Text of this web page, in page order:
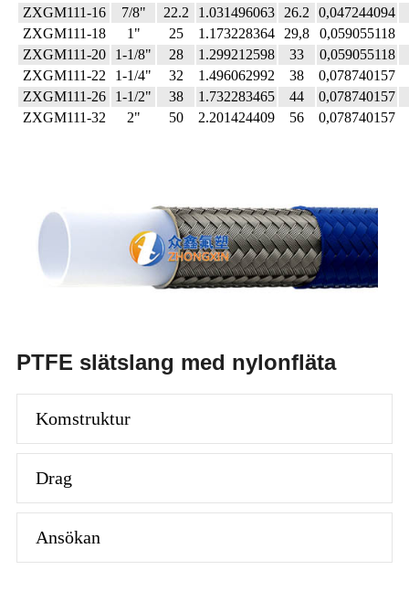
ZXGM111-16
7/8" 22.2 1.031496063 26.2 0,047244094
ZXGM111-18
1" 25 1.173228364 29,8 0,059055118
ZXGM111-20
1-1/8" 28 1.299212598 33 0,059055118
ZXGM111-22
1-1/4" 32 1.496062992 38
0,078740157
ZXGM111-26
1-1/2" 38 1.732283465 44
0,078740157
ZXGM111-32
2" 50 2.201424409 56 0,078740157
PTFE slätslang med nylonfläta
Komstruktur
Drag
Ansökan